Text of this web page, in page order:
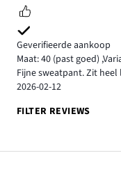
Geverifieerde aankoop
Maat: 40 (past goed) ,
Fijne sweatpant. Zit heel
2026-02-12
FILTER REVIEWS